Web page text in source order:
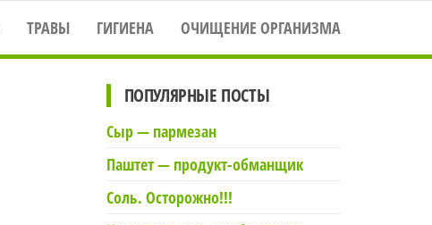
ТРАВЫ ГИГИЕНА ОЧИЩЕНИЕ ОРГАНИЗМА
ПОПУЛЯРНЫЕ ПОСТЫ
Сыр — пармезан
Паштет — продукт-обманщик
Соль. Осторожно!!!